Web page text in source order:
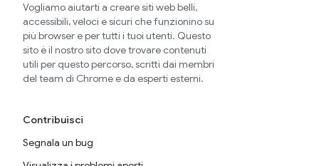
Vogliamo aiutarti a creare siti web belli,
accessibili, veloci e sicuri che funzionino su
più browser e per tutti i tuoi utenti. Questo
sito è il nostro sito dove trovare contenuti
utili per questo percorso, scritti dai membri
del team di Chrome e da esperti esterni.
Contribuisci
Segnala un bug